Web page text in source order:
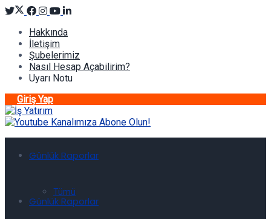
Hakkında
İletişim
Şubelerimiz
Nasıl Hesap Açabilirim?
Uyarı Notu
Giriş Yap
Günlük Raporlar
Tümü
Günlük Raporlar